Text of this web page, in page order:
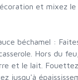
et mixez le
béchamel :
Hors du
et le lait.
jusqu'à